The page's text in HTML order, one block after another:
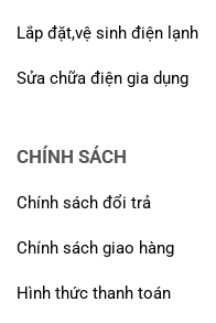
Lắp đặt,vệ sinh điện lạnh
Sửa chữa điện gia dụng
CHÍNH SÁCH
Chính sách đổi trả
Chính sách giao hàng
Hình thức thanh toán